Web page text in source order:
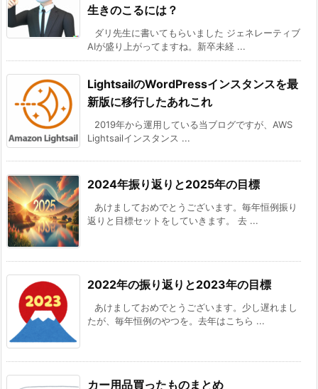
生きのこるには？
ダリ先生に書いてもらいました ジェネレーティブ
AIが盛り上がってますね。新卒未経 ...
LightsailのWordPressインスタンスを最
新版に移行したあれこれ
2019年から運用している当ブログですが、AWS
Lightsailインスタンス ...
2024年振り返りと2025年の目標
あけましておめでとうございます。毎年恒例振り
返りと目標セットをしていきます。 去 ...
2022年の振り返りと2023年の目標
あけましておめでとうございます。少し遅れまし
たが、毎年恒例のやつを。去年はこちら ...
カー用品買ったものまとめ